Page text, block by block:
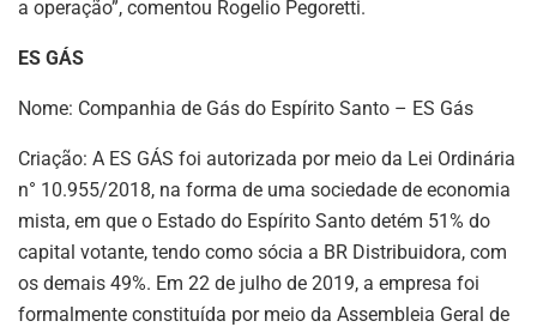
a operação”, comentou Rogelio Pegoretti.
ES GÁS
Nome: Companhia de Gás do Espírito Santo – ES Gás
Criação: A ES GÁS foi autorizada por meio da Lei Ordinária
n° 10.955/2018, na forma de uma sociedade de economia
mista, em que o Estado do Espírito Santo detém 51% do
capital votante, tendo como sócia a BR Distribuidora, com
os demais 49%. Em 22 de julho de 2019, a empresa foi
formalmente constituída por meio da Assembleia Geral de